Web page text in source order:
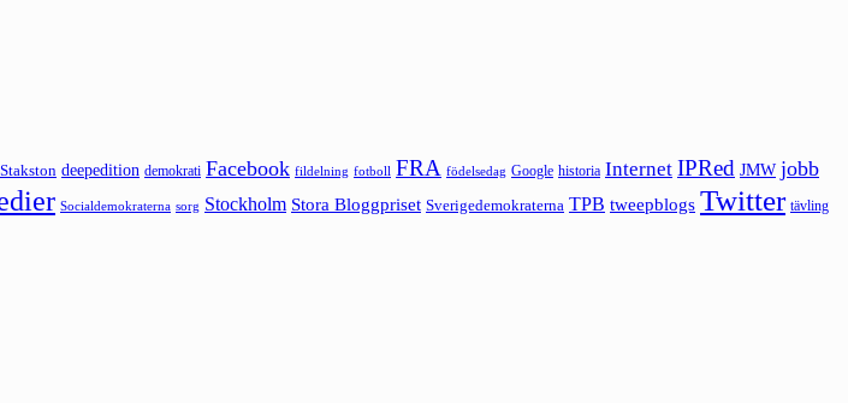
deepedition demokrati Facebook fildelning fotboll FRA födelsedag Google historia Internet IPRed JMW jobb
Socialdemokraterna sorg Stockholm Stora Bloggpriset Sverigedemokraterna TPB tweepblogs Twitter tävling